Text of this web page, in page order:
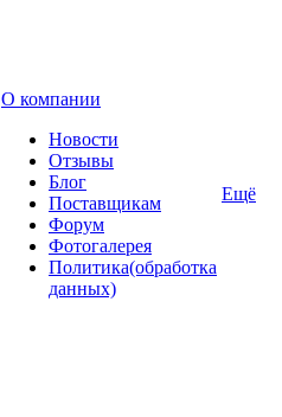
О компании
Новости
Отзывы
Блог
Поставщикам
Форум
Фотогалерея
Политика(обработка
данных)
Ещё